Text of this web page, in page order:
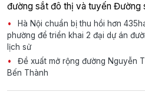
đường sắt đô thị và tuyến Đường
Hà Nội chuẩn bị thu hồi hơn
phường để triển khai 2 đại dự án
lịch sử
Đề xuất mở rộng đường Nguyễn
Bến Thành